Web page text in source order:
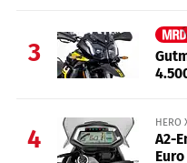
3
4
HERO
A2-
Euro